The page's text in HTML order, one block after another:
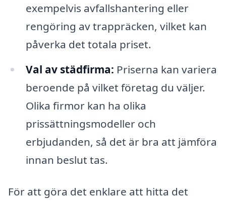
exempelvis avfallshantering eller
rengöring av trappräcken, vilket kan
påverka det totala priset.
Val av städfirma: Priserna kan variera
beroende på vilket företag du väljer.
Olika firmor kan ha olika
prissättningsmodeller och
erbjudanden, så det är bra att jämföra
innan beslut tas.
För att göra det enklare att hitta det